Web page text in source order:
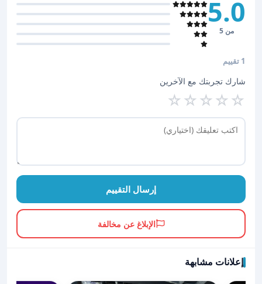
5.0
من 5
1 تقييم
شارك تجربتك مع الآخرين
☆
☆
☆
☆
☆
إرسال التقييم
الإبلاغ عن مخالفة
إعلانات مشابهة